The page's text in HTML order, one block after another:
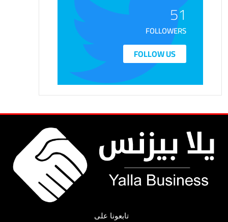
51
FOLLOWERS
FOLLOW US
تابعونا على